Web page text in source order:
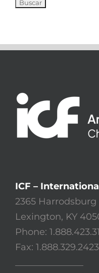
ICF –
2365 Harrodsburg
Lexington, KY
Phone:
Fax: